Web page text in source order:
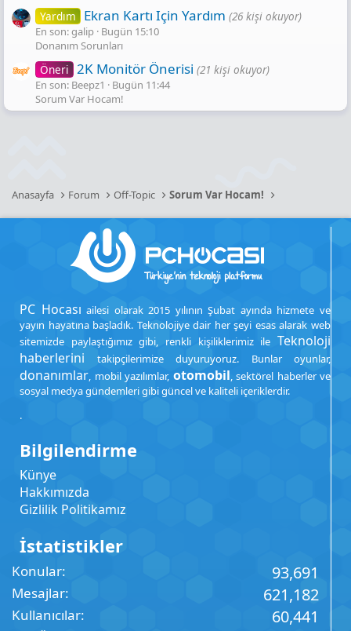
Yardım Ekran Kartı Için Yardım (26 kişi okuyor)
En son: galip Bugün 15:10
Donanım Sorunları
Öneri 2K Monitör Önerisi (21 kişi okuyor)
En son: Beepz1
Bugün 11:44
Sorum Var Hocam!
Anasayfa Forum Off-Topic Sorum Var Hocam!
PC Hocası ailesi olarak 2015 yılının Şubat ayında hizmete ve
yayın hayatına başladık. Teknolojiye dair her şeyi esas alarak web
sitemizde paylaştığımız gibi, renkli kişiliklerimiz ile Teknoloji
haberlerini takipçilerimize duyuruyoruz. Bunlar oyunlar,
donanımlar, mobil yazılımlar, otomobil, sektörel haberler ve
sosyal medya gündemleri gibi güncel ve kaliteli içeriklerdir.
.
Bilgilendirme
Künye
Hakkımızda
Gizlilik Politikamız
İstatistikler
Konular 93,691
Mesajlar 621,182
Kullanıcılar 60,441